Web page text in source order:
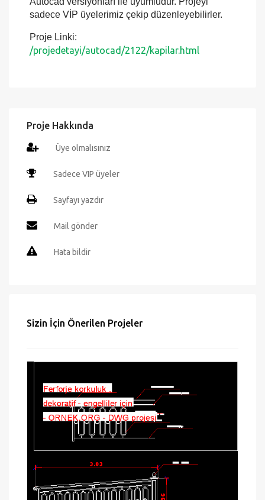
sadece VİP üyelerimiz çekip düzenleyebilirler.
Proje Linki:
/projedetayi/autocad/2122/kapilar.html
Proje Hakkında
Üye olmalısınız
Sadece VIP üyeler
Sayfayı yazdır
Mail gönder
Hata bildir
Sizin İçin Önerilen Projeler